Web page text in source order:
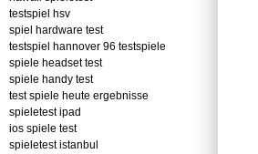
testspiel hsv
spiel hardware test
testspiel hannover 96 testspiele
spiele headset test
spiele handy test
test spiele heute ergebnisse
spieletest ipad
ios spiele test
spieletest istanbul